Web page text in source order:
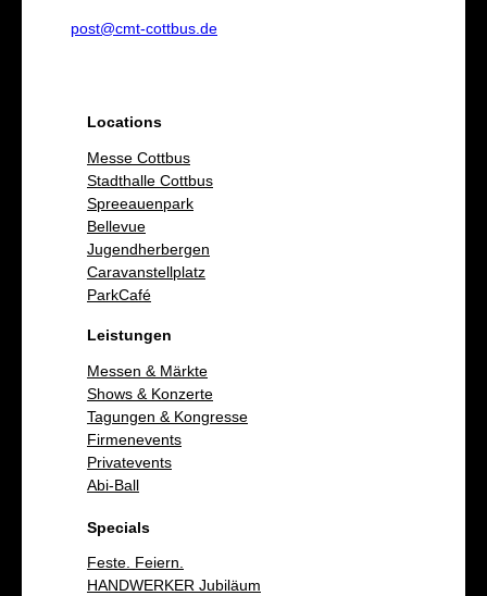
post@cmt-cottbus.de
Locations
Messe Cottbus
Stadthalle Cottbus
Spreeauenpark
Bellevue
Jugendherbergen
Caravanstellplatz
ParkCafé
Leistungen
Messen & Märkte
Shows & Konzerte
Tagungen & Kongresse
Firmenevents
Privatevents
Abi-Ball
Specials
Feste. Feiern.
HANDWERKER Jubiläum